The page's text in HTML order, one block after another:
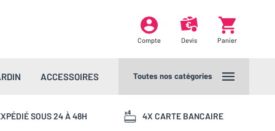
Compte Devis Panier
ACCESSOIRES Toutes nos catégories
SOUS 24 À 48H 4X CARTE BANCAIRE